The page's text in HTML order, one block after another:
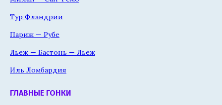
Тур Фландрии
Париж — Рубе
Льеж — Бастонь — Льеж
Иль Ломбардия
ГЛАВНЫЕ ГОНКИ